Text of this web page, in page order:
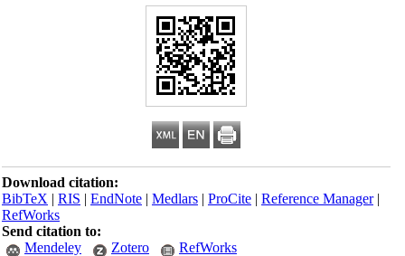
Download citation:
BibTeX|RIS|EndNote|Medlars|ProCite|Reference Manager
RefWorks
Send citation to:
Mendeley
Zotero RefWorks